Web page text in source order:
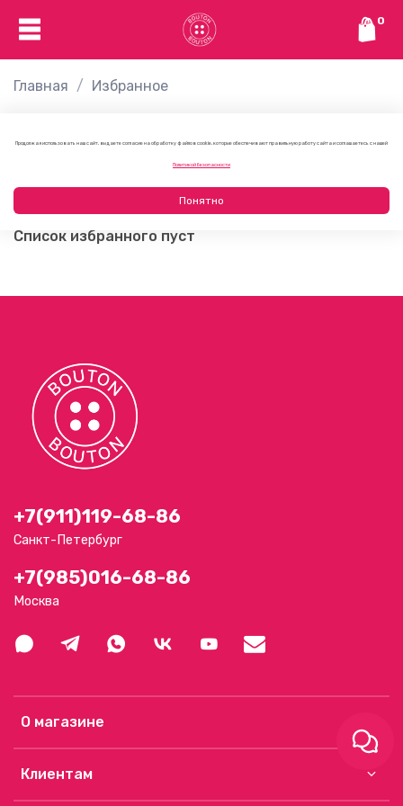
0
Главная Избранное
Избранное
Список избранного пуст
О магазине
Клиентам
+7(911)119-68-86
Санкт-Петербург
+7(985)016-68-86
Москва
Продолжая использовать наш сайт, вы даете согласие на обработку файлов cookie, которые обеспечивают правильную работу сайта и соглашаетесь с нашей
Политикой безопасности
Понятно